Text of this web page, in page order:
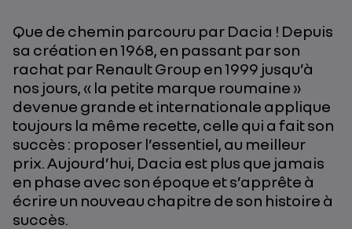
Que de chemin parcouru par Dacia ! Depuis
sa création en 1968, en passant par son
rachat par Renault Group en 1999 jusqu’à
nos jours, « la petite marque roumaine »
devenue grande et internationale applique
toujours la même recette, celle qui a fait son
succès : proposer l’essentiel, au meilleur
prix. Aujourd’hui, Dacia est plus que jamais
en phase avec son époque et s’apprête à
écrire un nouveau chapitre de son histoire à
succès.